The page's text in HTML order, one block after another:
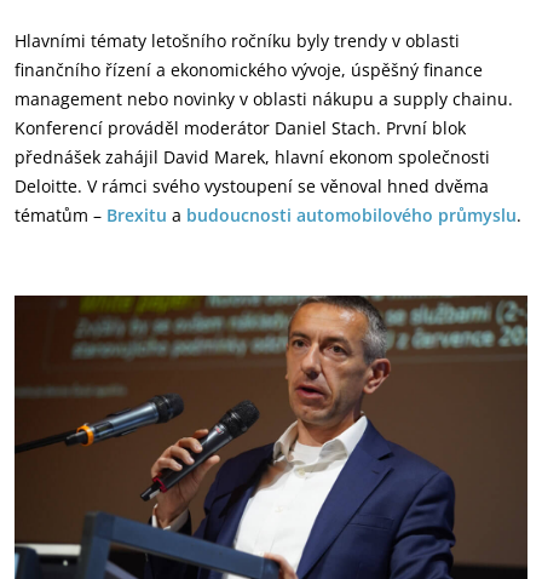
Hlavními tématy letošního ročníku byly trendy v oblasti
finančního řízení a ekonomického vývoje, úspěšný finance
management nebo novinky v oblasti nákupu a supply chainu.
Konferencí prováděl moderátor Daniel Stach. První blok
přednášek zahájil David Marek, hlavní ekonom společnosti
Deloitte. V rámci svého vystoupení se věnoval hned dvěma
tématům – Brexitu a budoucnosti automobilového průmyslu.